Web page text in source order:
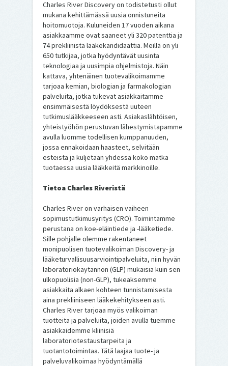
Charles River Discovery on todistetusti ollut
mukana kehittämässä uusia onnistuneita
hoitomuotoja. Kuluneiden 17 vuoden aikana
asiakkaamme ovat saaneet yli 320 patenttia ja
74 prekliinistä lääkekandidaattia. Meillä on yli
650 tutkijaa, jotka hyödyntävät uusinta
teknologiaa ja uusimpia ohjelmistoja. Näin
kattava, yhtenäinen tuotevalikoimamme
tarjoaa kemian, biologian ja farmakologian
palveluita, jotka tukevat asiakkaitamme
ensimmäisestä löydöksestä uuteen
tutkimuslääkkeeseen asti. Asiakaslähtöisen,
yhteistyöhön perustuvan lähestymistapamme
avulla luomme todellisen kumppanuuden,
jossa ennakoidaan haasteet, selvitään
esteistä ja kuljetaan yhdessä koko matka
tuotaessa uusia lääkkeitä markkinoille.
Tietoa Charles Riveristä
Charles River on varhaisen vaiheen
sopimustutkimusyritys (CRO). Toimintamme
perustana on koe-eläintiede ja -lääketiede.
Sille pohjalle olemme rakentaneet
monipuolisen tuotevalikoiman Discovery- ja
lääketurvallisuusarviointipalveluita, niin hyvän
laboratoriokäytännön (GLP) mukaisia kuin sen
ulkopuolisia (non-GLP), tukeaksemme
asiakkaita alkaen kohteen tunnistamisesta
aina prekliiniseen lääkekehitykseen asti.
Charles River tarjoaa myös valikoiman
tuotteita ja palveluita, joiden avulla tuemme
asiakkaidemme kliinisiä
laboratoriotestaustarpeita ja
tuotantotoimintaa. Tätä laajaa tuote- ja
palveluvalikoimaa hyödyntämällä